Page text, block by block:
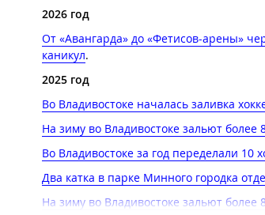
2026 год
От «Авангарда» до «Фетисов-арены»
каникул.
2025 год
Во Владивостоке началась заливка
На зиму во Владивостоке зальют
Во Владивостоке за год переделали
Два катка в парке Минного городка
На зиму во Владивостоке зальют